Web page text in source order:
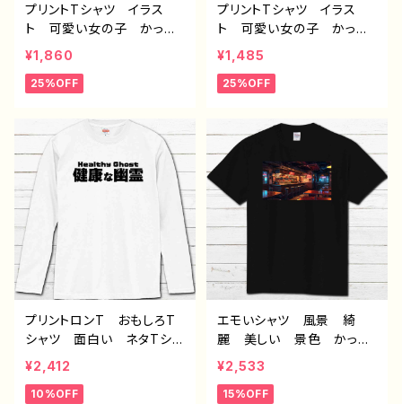
プリントTシャツ イラス
ト 可愛い女の子 かっこ
いい女子 美しい女の子
ピンク髪 ロングヘア お
しゃれ エモい メンズ レ
め 人気 イラストレータ
ー 絵師 クリエイター
白 半袖シャツ コラボ
オリジナル デザイン グッ
ズ ノンブランド H-7
¥1,860
25%OFF
プリントTシャツ イラス
ト 可愛い女の子 かっこ
いい女子 美しい女の子
ピンク髪 ロングヘア お
しゃれ エモい メンズ レ
め 人気 イラストレータ
ー 絵師 クリエイター
白 半袖シャツ コラボ
オリジナル デザイン グッ
ズ ノンブランド H-7
¥1,485
25%OFF
プリントロンT おもしろT
シャツ 面白い ネタTシャ
ツ ユニーク 文字 かわ
いい メンズ レディー
ス おしゃれ おすすめ
¥2,412
10%OFF
エモいシャツ 風景 綺
麗 美しい 景色 かっこ
いい メンズ レディー
ス おしゃれ プリント黒T
シャツ 個性的 おすす
¥2,533
15%OFF